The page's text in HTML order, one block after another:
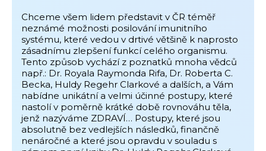
Chceme všem lidem představit v ČR téměř
neznámé možnosti posilování imunitního
systému, které vedou v drtivé většině k naprosto
zásadnímu zlepšení funkcí celého organismu.
Tento způsob vychází z poznatků mnoha vědců
např.: Dr. Royala Raymonda Rifa, Dr. Roberta C.
Becka, Huldy Regehr Clarkové a dalších, a Vám
nabídne unikátní a velmi účinné postupy, které
nastolí v poměrně krátké době rovnováhu těla,
jenž nazýváme ZDRAVÍ… Postupy, které jsou
absolutně bez vedlejších následků, finančně
nenáročné a které jsou opravdu v souladu s